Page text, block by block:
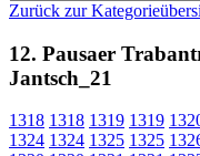
Zurück zur
12. Pausaer
Jantsch_21
1318 1318 1319 1319
1324 1324 1325 1325